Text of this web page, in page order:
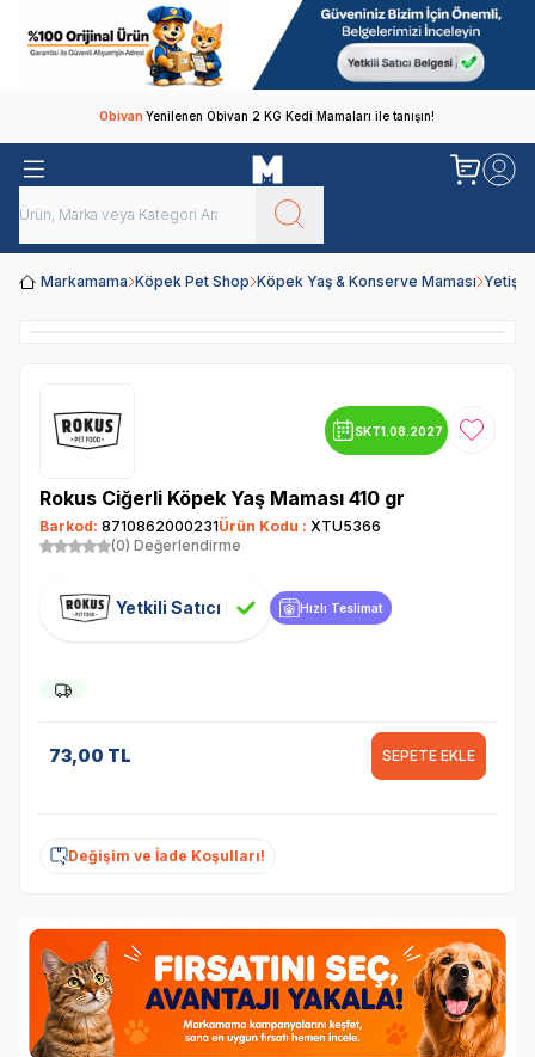
ObivanYenilenen Obivan 2 KG Kedi Mamaları ile tanışın!
Markamama Köpek Pet Shop Köpek Yaş & Konserve Maması
SKT1.08.2027 Favoriye
Rokus Ciğerli Köpek Yaş Maması 410 gr
Barkod: 8710862000231Ürün Kodu : XTU5366
(0) Değerlendirme
Yetkili Satıcı Hızlı Teslimat
73,00 TL SEPETE EKLE
Değişim ve İade Koşulları!